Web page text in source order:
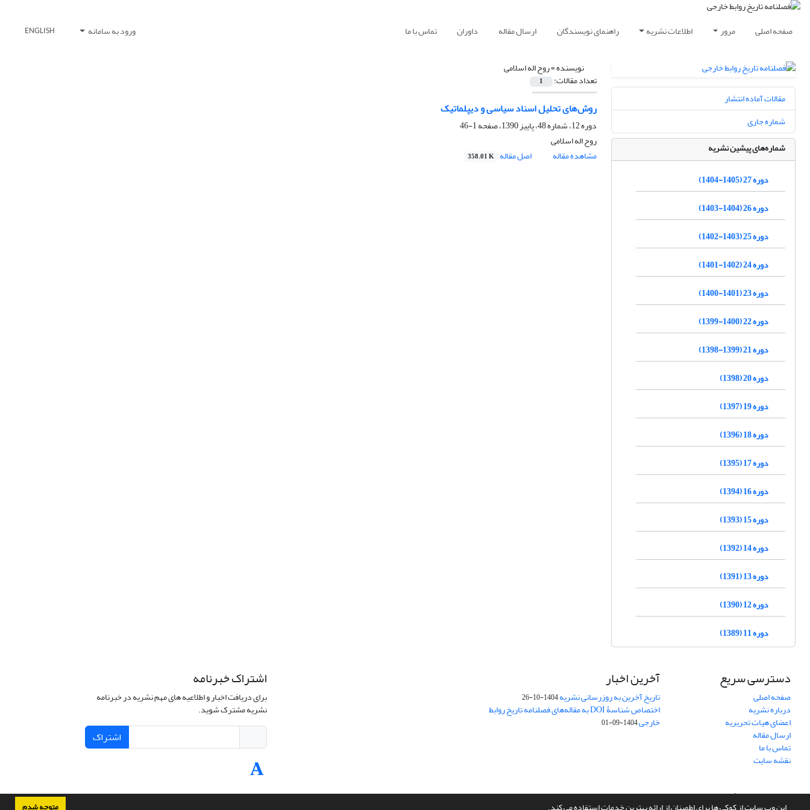
صفحه اصلی مرور اطلاعات نشریه راهنمای نویسندگان ارسال مقاله داوران تماس با ما ورود به سامانه ENGLISH
نویسنده =روح اله اسلامی
تعداد مقالات: 1
روش‌های تحلیل اسناد سیاسی و دیپلماتیک
دوره 12، شماره 48، پاییز 1390، صفحه
1-46
روح اله اسلامی
مشاهده مقاله
اصل مقاله 358.01 K
مقالات آماده انتشار
شماره جاری
شماره‌های پیشین نشریه
دوره 27 (1405-1404)
دوره 26 (1404-1403)
دوره 25 (1403-1402)
دوره 24 (1402-1401)
دوره 23 (1401-1400)
دوره 22 (1400-1399)
دوره 21 (1399-1398)
دوره 20 (1398)
دوره 19 (1397)
دوره 18 (1396)
دوره 17 (1395)
دوره 16 (1394)
دوره 15 (1393)
دوره 14 (1392)
دوره 13 (1391)
دوره 12 (1390)
دوره 11 (1389)
دسترسی سریع
صفحه اصلی
درباره نشریه
اعضای هیات تحریریه
ارسال مقاله
تماس با ما
نقشه سایت
آخرین اخبار
تاریخ آخرین به روزرسانی نشریه1404-10-26
اختصاص شناسۀ DOI به مقاله‌های فصلنامه تاریخ روابط
خارجی1404-09-01
اشتراک خبرنامه
برای دریافت اخبار و اطلاعیه های مهم نشریه در خبرنامه
نشریه مشترک شوید.
اشتراک
سامانه مدیریت نشریات علمی.طراحی و پیاده سازی ازسیناوب